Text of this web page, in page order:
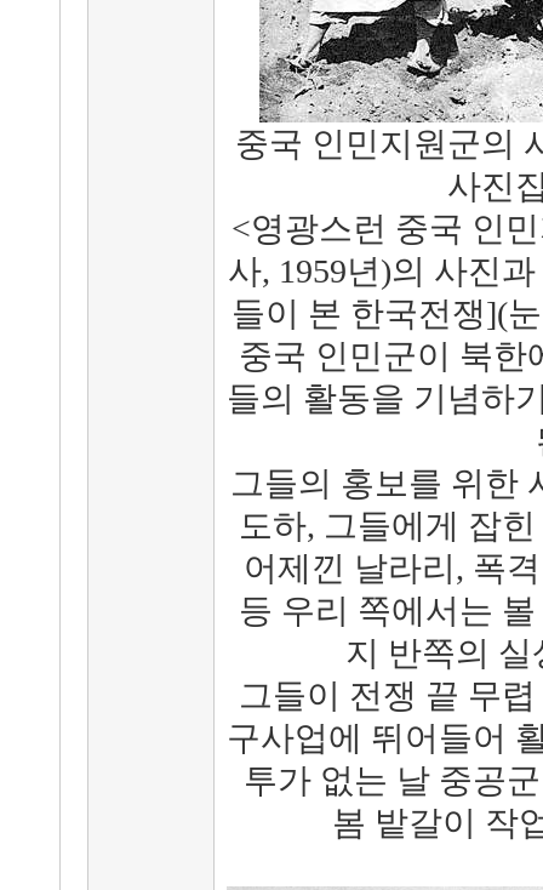
중국 인민지원군의
사진
<영광스런 중국 인
사, 1959년)의 사진
들이 본 한국전쟁](
중국 인민군이 북한
들의 활동을 기념하
그들의 홍보를 위한
도하, 그들에게 잡
어제낀 날라리, 폭
등 우리 쪽에서는
지 반쪽의
그들이 전쟁 끝 무
구사업에 뛰어들어
투가 없는 날 중공
봄 밭갈이 작